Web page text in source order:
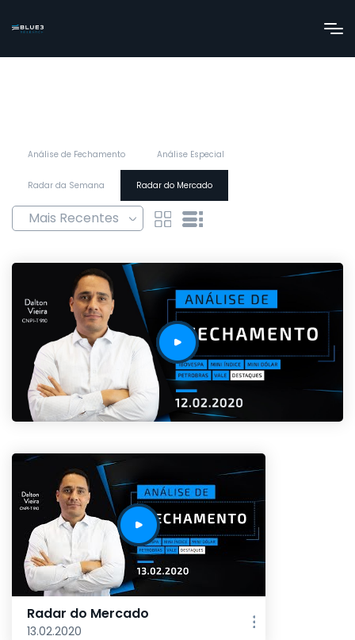
Análise de Fechamento Análise Especial
Radar da Semana Radar do Mercado
Radar do Mercado
13.02.2020